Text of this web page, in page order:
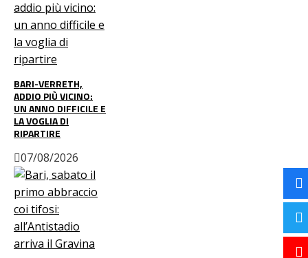
BARI-VERRETH,
ADDIO PIÙ VICINO:
UN ANNO DIFFICILE E
LA VOGLIA DI
RIPARTIRE
07/08/2026